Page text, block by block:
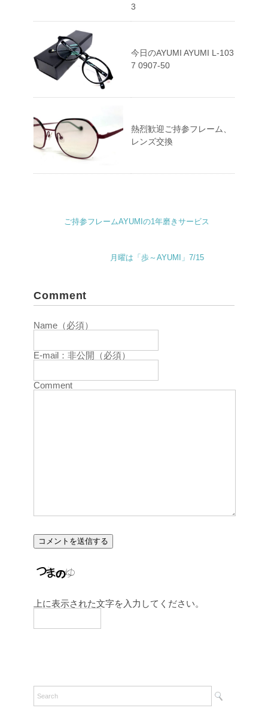
3
今日のAYUMI AYUMI L-103
7 0907-50
熱烈歓迎ご持参フレーム、
レンズ交換
ご持参フレームAYUMIの1年磨きサービス
月曜は「歩～AYUMI」7/15
Comment
Name（必須）
E-mail：非公開（必須）
Comment
上に表示された文字を入力してください。